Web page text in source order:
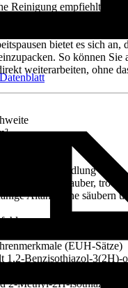
Reinigung empfiehlt sich
Pinsel, Roller, Bürsten
verfärbt.
bietet es sich an,
So können Sie
weiterarbeiten, ohne
tragfähig, sauber,
Altanstriche säubern
(EUH-Sätze)
1,2-Benzisothiazol-3(2H)-
5-Chlor-2-methyl-2H-
2-Methyl-2H-isothiazol-3-